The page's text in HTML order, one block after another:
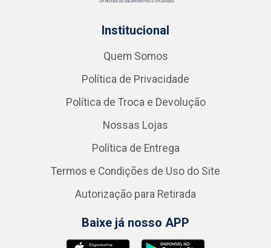
Institucional
Quem Somos
Política de Privacidade
Política de Troca e Devolução
Nossas Lojas
Política de Entrega
Termos e Condições de Uso do Site
Autorização para Retirada
Baixe já nosso APP